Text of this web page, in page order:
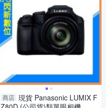
商店 現貨 Panasonic LUMIX F